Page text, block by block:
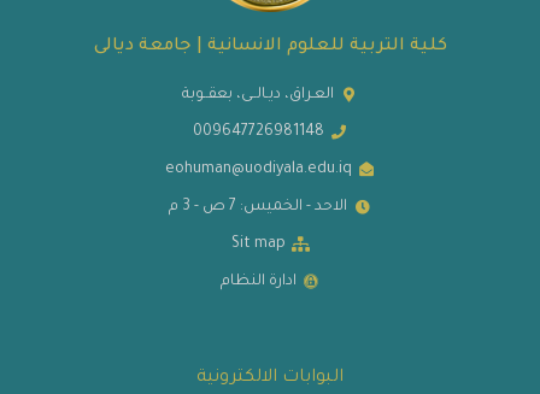
كلية التربية للعلوم الانسانية | جامعة ديالى
العـراق، ديـالــى، بعقــوبة
009647726981148
eohuman@uodiyala.edu.iq
الاحد - الخميس: 7 ص - 3 م
Sit map
ادارة النظام
البوابات الالكترونية